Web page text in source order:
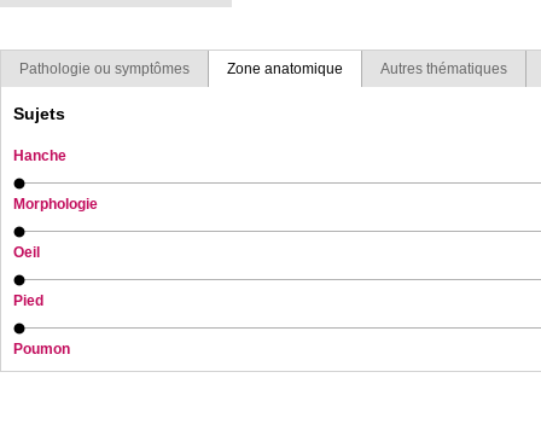
Pathologie ou symptômes Zone anatomique Autres thématiques
Sujets
Hanche
Morphologie
Oeil
Pied
Poumon